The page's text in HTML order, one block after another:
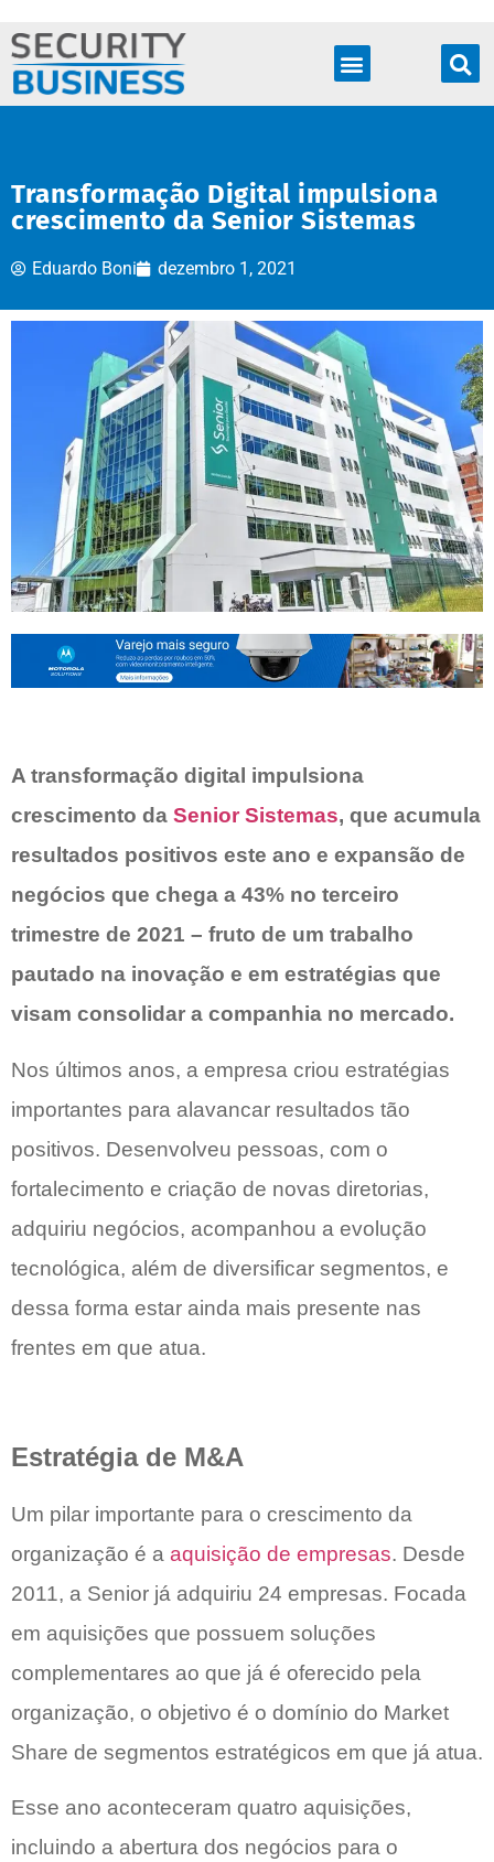
Transformação Digital impulsiona
crescimento da Senior Sistemas
Eduardo Boni dezembro 1, 2021
A transformação digital impulsiona
crescimento da Senior Sistemas, que acumula
resultados positivos este ano e expansão de
negócios que chega a 43% no terceiro
trimestre de 2021 – fruto de um trabalho
pautado na inovação e em estratégias que
visam consolidar a companhia no mercado.
Nos últimos anos, a empresa criou estratégias
importantes para alavancar resultados tão
positivos. Desenvolveu pessoas, com o
fortalecimento e criação de novas diretorias,
adquiriu negócios, acompanhou a evolução
tecnológica, além de diversificar segmentos, e
dessa forma estar ainda mais presente nas
frentes em que atua.
Estratégia de M&A
Um pilar importante para o crescimento da
organização é a aquisição de empresas. Desde
2011, a Senior já adquiriu 24 empresas. Focada
em aquisições que possuem soluções
complementares ao que já é oferecido pela
organização, o objetivo é o domínio do Market
Share de segmentos estratégicos em que já atua.
Esse ano aconteceram quatro aquisições,
incluindo a abertura dos negócios para o